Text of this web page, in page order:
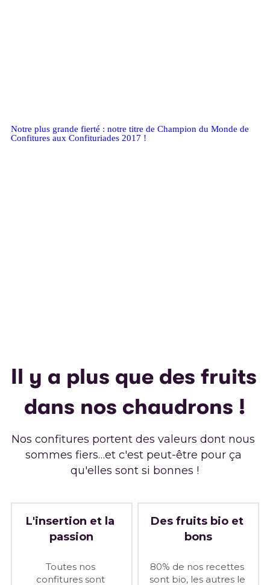
Notre plus grande fierté : notre titre de Champion du Monde de
Confitures aux Confituriades 2017 !
Il y a plus que des fruits
dans nos chaudrons !
Nos confitures portent des valeurs dont nous
sommes fiers…et c'est peut-être pour ça
qu'elles sont si bonnes !
L'insertion et la
passion
Toutes nos
confitures sont
Des fruits bio et
bons
80% de nos recettes
sont bio, les autres le